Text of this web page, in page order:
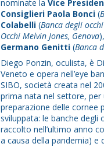
nominate laVice
Consiglieri Paola Bonci(
Colabelli(Banca degli
Occhi Melvin Jones, Genova),
Germano Genitti(Banca
Diego Ponzin, oculista, è
Veneto e opera nell’eye
SIBO, società creata nel
prima nata nel settore,
preparazione delle cornee
sviluppata: le banche
raccolto nell’ultimo anno
a causa della pandemia) e